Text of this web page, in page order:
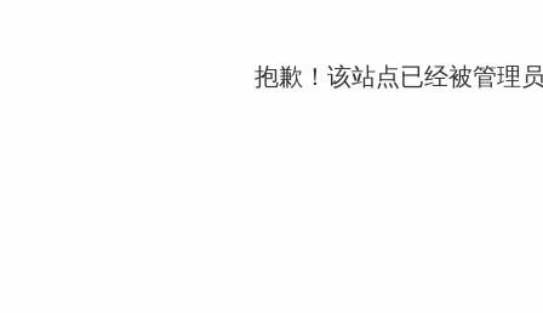
抱歉！该站点已经被管理